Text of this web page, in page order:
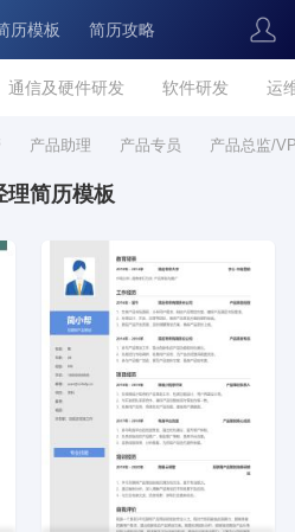
历模板 简历攻略
通信及硬件研发 软件研发 运
产品助理 产品专员 产品总监/
理简历模板